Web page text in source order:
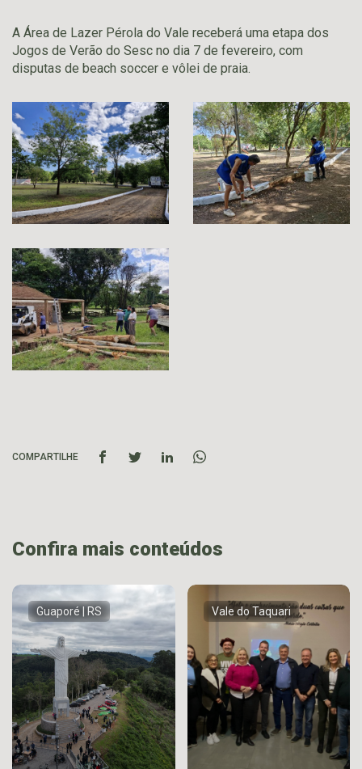
A Área de Lazer Pérola do Vale receberá uma etapa dos
Jogos de Verão do Sesc no dia 7 de fevereiro, com
disputas de beach soccer e vôlei de praia.
COMPARTILHE
Confira mais conteúdos
Guaporé | RS Vale do Taquari